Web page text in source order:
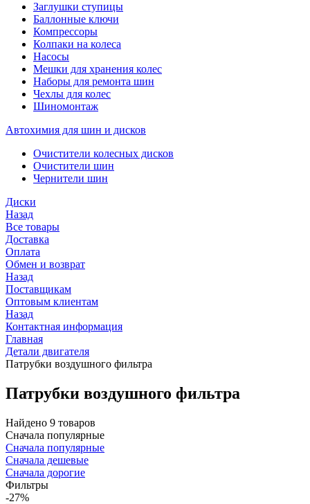
Заглушки ступицы
Баллонные ключи
Компрессоры
Колпаки на колеса
Насосы
Мешки для хранения колес
Наборы для ремонта шин
Чехлы для колес
Шиномонтаж
Автохимия для шин и дисков
Очистители колесных дисков
Очистители шин
Чернители шин
Диски
Назад
Все товары
Доставка
Оплата
Обмен и возврат
Назад
Поставщикам
Оптовым клиентам
Назад
Контактная информация
Главная
Детали двигателя
Патрубки воздушного фильтра
Патрубки воздушного фильтра
Найдено 9 товаров
Сначала популярные
Сначала популярные
Сначала дешевые
Сначала дорогие
Фильтры
-27%